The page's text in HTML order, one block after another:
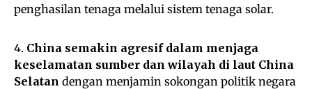
penghasilan tenaga melalui sistem tenaga solar.
4. China semakin agresif dalam menjaga
keselamatan sumber dan wilayah di laut China
Selatan dengan menjamin sokongan politik negara